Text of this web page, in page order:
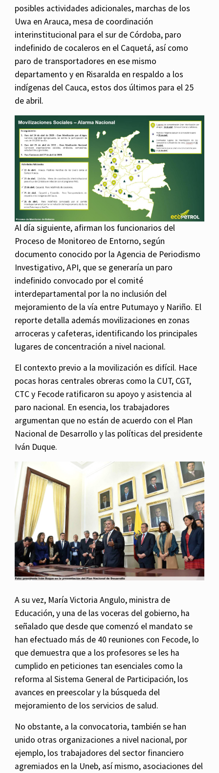
posibles actividades adicionales, marchas de los
Uwa en Arauca, mesa de coordinación
interinstitucional para el sur de Córdoba, paro
indefinido de cocaleros en el Caquetá, así como
paro de transportadores en ese mismo
departamento y en Risaralda en respaldo a los
indígenas del Cauca, estos dos últimos para el 25
de abril.
Al día siguiente, afirman los funcionarios del
Proceso de Monitoreo de Entorno, según
documento conocido por la Agencia de Periodismo
Investigativo, API, que se generaría un paro
indefinido convocado por el comité
interdepartamental por la no inclusión del
mejoramiento de la vía entre Putumayo y Nariño. El
reporte detalla además movilizaciones en zonas
arroceras y cafeteras, identificando los principales
lugares de concentración a nivel nacional.
El contexto previo a la movilización es difícil. Hace
pocas horas centrales obreras como la CUT, CGT,
CTC y Fecode ratificaron su apoyo y asistencia al
paro nacional. En esencia, los trabajadores
argumentan que no están de acuerdo con el Plan
Nacional de Desarrollo y las políticas del presidente
Iván Duque.
A su vez, María Victoria Angulo, ministra de
Educación, y una de las voceras del gobierno, ha
señalado que desde que comenzó el mandato se
han efectuado más de 40 reuniones con Fecode, lo
que demuestra que a los profesores se les ha
cumplido en peticiones tan esenciales como la
reforma al Sistema General de Participación, los
avances en preescolar y la búsqueda del
mejoramiento de los servicios de salud.
No obstante, a la convocatoria, también se han
unido otras organizaciones a nivel nacional, por
ejemplo, los trabajadores del sector financiero
agremiados en la Uneb, así mismo, asociaciones del